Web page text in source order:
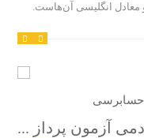
انگلیسی آن‌هاست.
حسابرسی
آزمون پرداز ...